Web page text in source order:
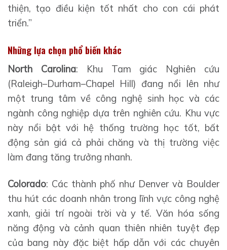
thiện, tạo điều kiện tốt nhất cho con cái phát
triển.”
Những lựa chọn phổ biến khác
North Carolina: Khu Tam giác Nghiên cứu
(Raleigh–Durham–Chapel Hill) đang nổi lên như
một trung tâm về công nghệ sinh học và các
ngành công nghiệp dựa trên nghiên cứu. Khu vực
này nổi bật với hệ thống trường học tốt, bất
động sản giá cả phải chăng và thị trường việc
làm đang tăng trưởng nhanh.
Colorado: Các thành phố như Denver và Boulder
thu hút các doanh nhân trong lĩnh vực công nghệ
xanh, giải trí ngoài trời và y tế. Văn hóa sống
năng động và cảnh quan thiên nhiên tuyệt đẹp
của bang này đặc biệt hấp dẫn với các chuyên